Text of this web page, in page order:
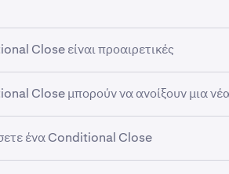
Close είναι προαιρετικές
μια εντολή
on margin. Για περισσότερες
θέσης on margin, ανατρέξτε
καιτακτοποίηση μιας θέσης spot on
Close μπορούν να ανοίξουν μια
μια θέση spot on margin
Conditional Close, αλλά στη
μια διαφορετική εντολή,
ένα Conditional Close